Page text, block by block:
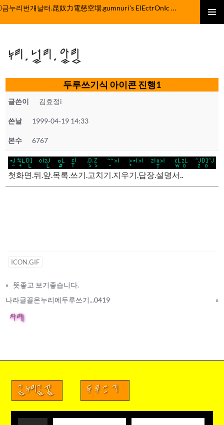
컨
뛰
기
ⓒ금누리번개날터.昆奴力電慈空場.gumnuri's ElEctrOnIc fActOrY
누리.널리.알림
두루쓰기식 아이콘 진행1
글쓴이 김효정i
쓴날 1999-04-19 14:33
본수 6767
첫화면.뒤.앞.목록.쓰기.고치기.지우기.답장.설명서..
ICON.GIF
« 뜻좋고 보기좋습니다.
나라글꼴온누리에두루쓰기...0419
»
차례
금누리글꼴 두루쓰기